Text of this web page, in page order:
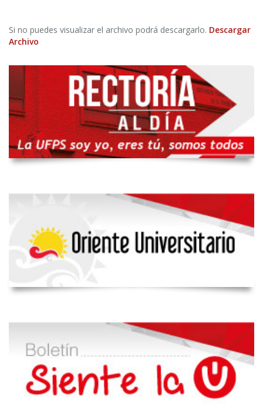
Si no puedes visualizar el archivo podrá descargarlo. Descargar
Archivo